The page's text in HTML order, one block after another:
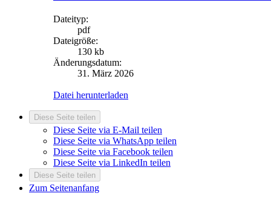
Dateityp:
pdf
Dateigröße:
130 kb
Änderungsdatum:
31. März 2026
Datei herunterladen
Diese Seite teilen
Diese Seite via E-Mail teilen
Diese Seite via WhatsApp teilen
Diese Seite via Facebook teilen
Diese Seite via LinkedIn teilen
Diese Seite teilen
Zum Seitenanfang